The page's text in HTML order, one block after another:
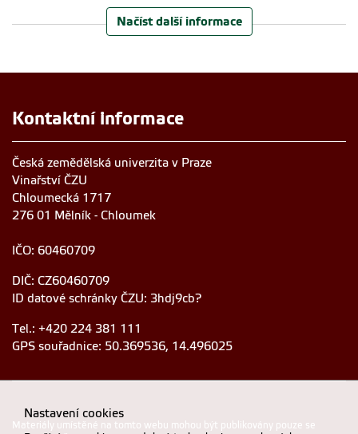
Načíst další informace
Kontaktní informace
Česká zemědělská univerzita v Praze
Vinařství ČZU
Chloumecká 1717
276 01 Mělník - Chloumek
IČO: 60460709
DIČ: CZ60460709
ID datové schránky ČZU: 3hdj9cb?
Tel.: +420 224 381 111
GPS souřadnice: 50.369536, 14.496025
Materiály umístěné na tomto webu mohou být publikovány pouze se
Nastavení cookies